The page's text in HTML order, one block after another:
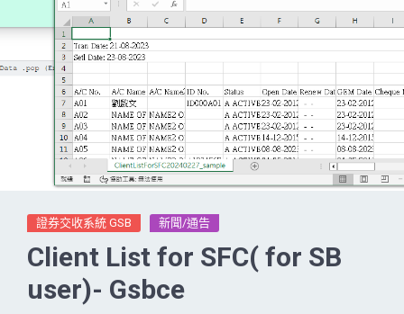
證券交收系統 GSB 新聞/通告
Client List for SFC( for SB
user)- Gsbce